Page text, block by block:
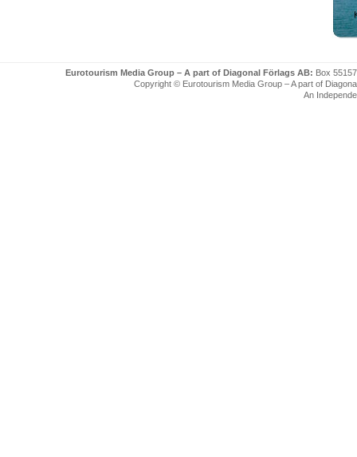
Eurotourism Media Group – A part of Diagonal Förlags AB: Box
Copyright © Eurotourism Media Group – A part of
An